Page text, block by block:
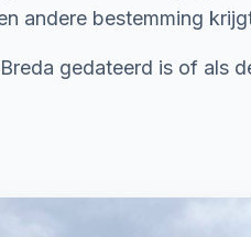
andere bestemming
gedateerd is of als